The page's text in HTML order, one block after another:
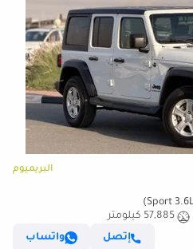
البريميوم
57,885 كيلومتر
إتصل
واتساب